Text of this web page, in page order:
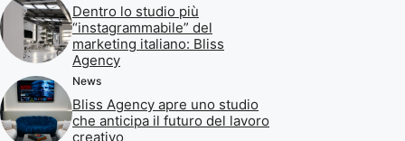
Dentro lo studio più
“instagrammabile” del
marketing italiano: Bliss
Agency
News
Bliss Agency apre uno studio
che anticipa il futuro del lavoro
creativo